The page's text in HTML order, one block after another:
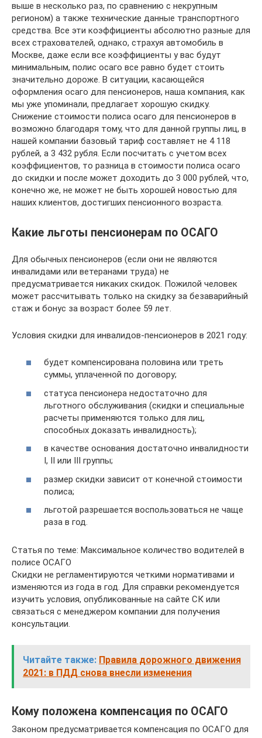
выше в несколько раз, по сравнению с некрупным
регионом) а также технические данные транспортного
средства. Все эти коэффициенты абсолютно разные для
всех страхователей, однако, страхуя автомобиль в
Москве, даже если все коэффициенты у вас будут
минимальным, полис осаго все равно будет стоить
значительно дороже. В ситуации, касающейся
оформления осаго для пенсионеров, наша компания, как
мы уже упоминали, предлагает хорошую скидку.
Снижение стоимости полиса осаго для пенсионеров в
возможно благодаря тому, что для данной группы лиц, в
нашей компании базовый тариф составляет не 4 118
рублей, а 3 432 рубля. Если посчитать с учетом всех
коэффициентов, то разница в стоимости полиса осаго
до скидки и после может доходить до 3 000 рублей, что,
конечно же, не может не быть хорошей новостью для
наших клиентов, достигших пенсионного возраста.
Какие льготы пенсионерам по ОСАГО
Для обычных пенсионеров (если они не являются
инвалидами или ветеранами труда) не
предусматривается никаких скидок. Пожилой человек
может рассчитывать только на скидку за безаварийный
стаж и бонус за возраст более 59 лет.
Условия скидки для инвалидов-пенсионеров в 2021 году:
будет компенсирована половина или треть
суммы, уплаченной по договору;
статуса пенсионера недостаточно для
льготного обслуживания (скидки и специальные
расчеты применяются только для лиц,
способных доказать инвалидность);
в качестве основания достаточно инвалидности
I, II или III группы;
размер скидки зависит от конечной стоимости
полиса;
льготой разрешается воспользоваться не чаще
раза в год.
Статья по теме: Максимальное количество водителей в
полисе ОСАГО
Скидки не регламентируются четкими нормативами и
изменяются из года в год. Для справки рекомендуется
изучить условия, опубликованные на сайте СК или
связаться с менеджером компании для получения
консультации.
Читайте также: Правила дорожного движения
2021: в ПДД снова внесли изменения
Кому положена компенсация по ОСАГО
Законом предусматривается компенсация по ОСАГО для